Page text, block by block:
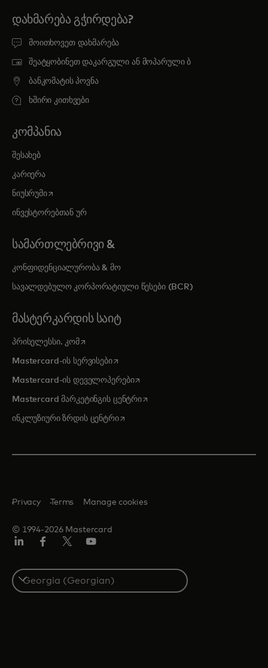
ᲓᲐᲮᲛᲐᲠᲔᲑᲐ ᲒᲭᲘᲠᲓᲔᲑᲐ?
მოითხოვეთ დახმარება
შეატყობინეთ დაკარგული ან მოპარული ბ
ბანკომატის პოვნა
ხშირი კითხვები
ᲙᲝᲛᲞᲐᲜᲘᲐ
შესახებ
კარიერა
ნიუსრუმიopens in a new tab
ინვესტორებთან ურ
ᲡᲐᲛᲐᲠᲗᲚᲔᲑᲠᲘᲕᲘ &
კონფიდენციალურობა & მო
სავალდებულო კორპორატიული წესები (BCR)
ᲛᲐᲡᲢᲔᲠᲙᲐᲠᲓᲘᲡ ᲡᲐᲘᲢ
პრისელესსი. კომopens in a new tab
Mastercard-ის სერვისებიopens in a new tab
Mastercard-ის დეველოპერებიopens in a new tab
Mastercard მარკეტინგის ცენტრიopens in a new tab
ინკლუზიური ზრდის ცენტრიopens in a new tab
© 1994-2026 Mastercard
Privacy Terms Manage cookies
Select
a
country